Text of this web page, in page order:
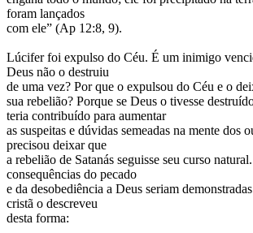
foram lançados
com ele” (Ap 12:8, 9).
Lúcifer foi expulso do Céu. É um inimigo
Deus não o destruiu
de uma vez? Por que o expulsou do Céu e o
sua rebelião? Porque se Deus o tivesse
teria contribuído para aumentar
as suspeitas e dúvidas semeadas na mente dos
precisou deixar que
a rebelião de Satanás seguisse seu curso
consequências do pecado
e da desobediência a Deus seriam
cristã o descreveu
desta forma: